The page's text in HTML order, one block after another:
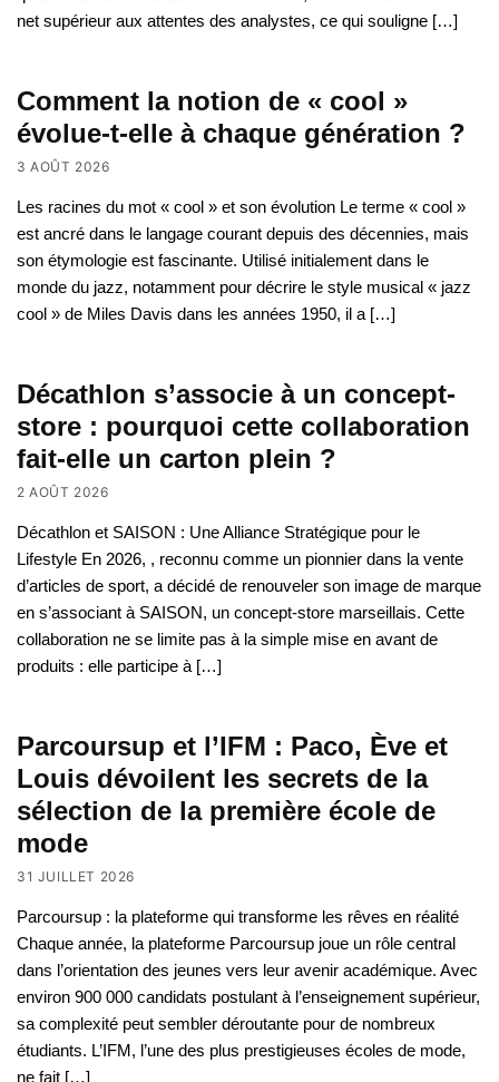
net supérieur aux attentes des analystes, ce qui souligne […]
Comment la notion de « cool »
évolue-t-elle à chaque génération ?
3 AOÛT 2026
Les racines du mot « cool » et son évolution Le terme « cool »
est ancré dans le langage courant depuis des décennies, mais
son étymologie est fascinante. Utilisé initialement dans le
monde du jazz, notamment pour décrire le style musical « jazz
cool » de Miles Davis dans les années 1950, il a […]
Décathlon s’associe à un concept-
store : pourquoi cette collaboration
fait-elle un carton plein ?
2 AOÛT 2026
Décathlon et SAISON : Une Alliance Stratégique pour le
Lifestyle En 2026, , reconnu comme un pionnier dans la vente
d’articles de sport, a décidé de renouveler son image de marque
en s’associant à SAISON, un concept-store marseillais. Cette
collaboration ne se limite pas à la simple mise en avant de
produits : elle participe à […]
Parcoursup et l’IFM : Paco, Ève et
Louis dévoilent les secrets de la
sélection de la première école de
mode
31 JUILLET 2026
Parcoursup : la plateforme qui transforme les rêves en réalité
Chaque année, la plateforme Parcoursup joue un rôle central
dans l’orientation des jeunes vers leur avenir académique. Avec
environ 900 000 candidats postulant à l’enseignement supérieur,
sa complexité peut sembler déroutante pour de nombreux
étudiants. L’IFM, l’une des plus prestigieuses écoles de mode,
ne fait […]